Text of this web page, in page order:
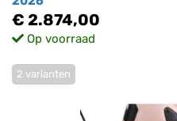
€ 2.874,00
Op voorraad
2 varianten